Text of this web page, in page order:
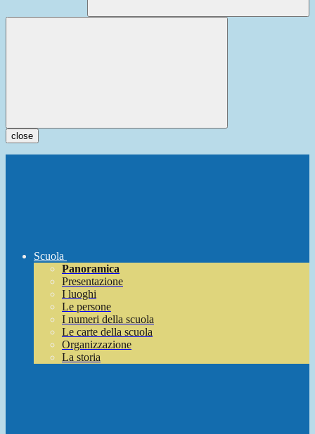
close
Scuola
Panoramica
Presentazione
I luoghi
Le persone
I numeri della scuola
Le carte della scuola
Organizzazione
La storia